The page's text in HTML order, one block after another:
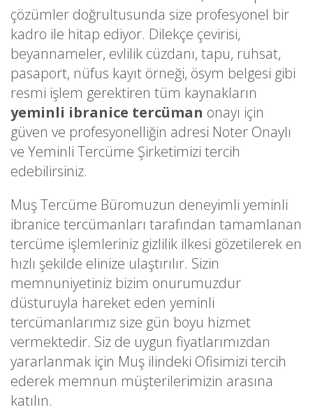
çözümler doğrultusunda size profesyonel bir
kadro ile hitap ediyor. Dilekçe çevirisi,
beyannameler, evlilik cüzdanı, tapu, ruhsat,
pasaport, nüfus kayıt örneği, ösym belgesi gibi
resmi işlem gerektiren tüm kaynakların
yeminli ibranice tercüman onayı için
güven ve profesyonelliğin adresi Noter Onaylı
ve Yeminli Tercüme Şirketimizi tercih
edebilirsiniz.
Muş Tercüme Büromuzun deneyimli yeminli
ibranice tercümanları tarafından tamamlanan
tercüme işlemleriniz gizlilik ilkesi gözetilerek en
hızlı şekilde elinize ulaştırılır. Sizin
memnuniyetiniz bizim onurumuzdur
düsturuyla hareket eden yeminli
tercümanlarımız size gün boyu hizmet
vermektedir. Siz de uygun fiyatlarımızdan
yararlanmak için Muş ilindeki Ofisimizi tercih
ederek memnun müşterilerimizin arasına
katılın.